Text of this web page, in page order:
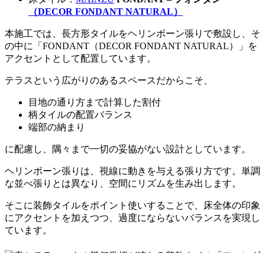
（DECOR FONDANT NATURAL）
本施工では、長方形タイルをヘリンボーン張りで敷設し、そ
の中に「FONDANT（DECOR FONDANT NATURAL）」を
アクセントとして配置しています。
テラスという広がりのあるスペースだからこそ、
目地の通り方まで計算した割付
柄タイルの配置バランス
端部の納まり
に配慮し、隅々まで一切の妥協がない設計としています。
ヘリンボーン張りは、視線に動きを与える張り方です。単調
な並べ張りとは異なり、空間にリズムを生み出します。
そこに装飾タイルをポイント使いすることで、床全体の印象
にアクセントを加えつつ、過度にならないバランスを実現し
ています。